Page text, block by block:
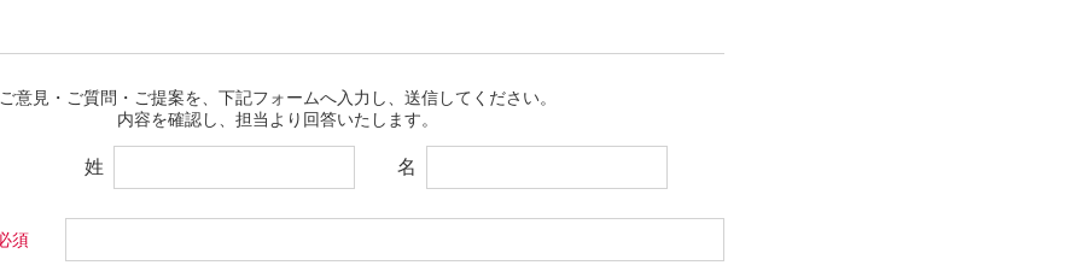
ご意見・ご質問・ご提案を、下記フォームへ入力し、送信してください。
内容を確認し、担当より回答いたします。
姓 名